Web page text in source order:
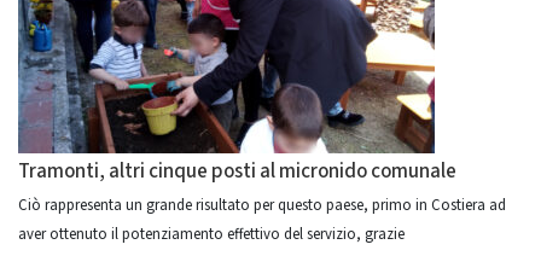
Tramonti, altri cinque posti al micronido comunale
Ciò rappresenta un grande risultato per questo paese, primo in Costiera ad
aver ottenuto il potenziamento effettivo del servizio, grazie